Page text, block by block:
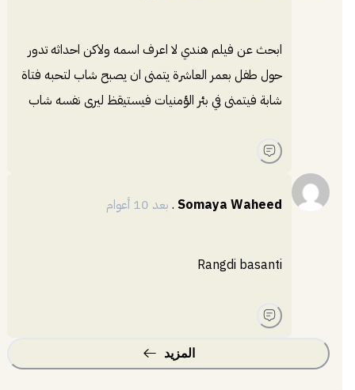
ابحث عن فيلم هندي لا اعرف اسمه ولاكن احداثه تدور
حول طفل بعمر العاشرة يتمنى ان يصبح شاب لتحبه فتاة
شابة فيتمنى في بئر الؤمنيات فيستيقظ ليرى نفسه شاب
Somaya Waheed
. بعد 10 أعوام
Rangdi basanti
المزيد